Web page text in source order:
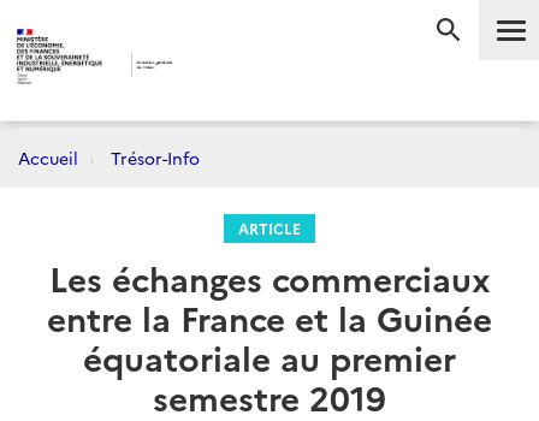
Accueil Trésor-Info
ARTICLE
Les échanges commerciaux
entre la France et la Guinée
équatoriale au premier
semestre 2019